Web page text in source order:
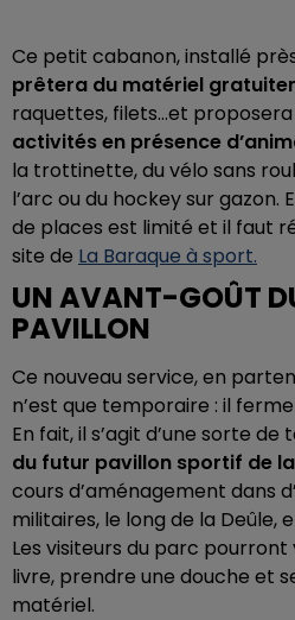
Ce petit cabanon, installé
prêtera du matériel
raquettes, filets…et
activités en présence
la trottinette, du vélo sans
l’arc ou du hockey sur gazon.
de places est limité et il faut
site de La Baraque à sport.
UN AVANT-GOÛT
PAVILLON
Ce nouveau service, en
n’est que temporaire : il
En fait, il s’agit d’une sorte de
du futur pavillon sportif de
cours d’aménagement dans
militaires, le long de la Deûle,
Les visiteurs du parc pourront
livre, prendre une douche et
matériel.